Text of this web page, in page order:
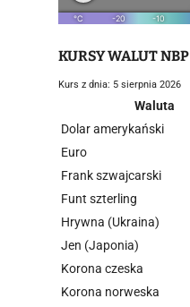
KURSY WALUT NBP
Kurs z dnia: 5 sierpnia 2026
Waluta
Dolar amerykański
Euro
Frank szwajcarski
Funt szterling
Hrywna (Ukraina)
Jen (Japonia)
Korona czeska
Korona norweska